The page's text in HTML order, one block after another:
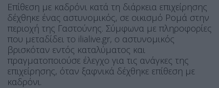
Επίθεση με καδρόνι κατά τη διάρκεια επιχείρησης
δέχθηκε ένας αστυνομικός, σε οικισμό Ρομά στην
περιοχή της Γαστούνης. Σύμφωνα με πληροφορίες
που μεταδίδει το ilialive.gr, ο αστυνομικός
βρισκόταν εντός καταλύματος και
πραγματοποιούσε έλεγχο για τις ανάγκες της
επιχείρησης, όταν ξαφνικά δέχθηκε επίθεση με
καδρόνι.